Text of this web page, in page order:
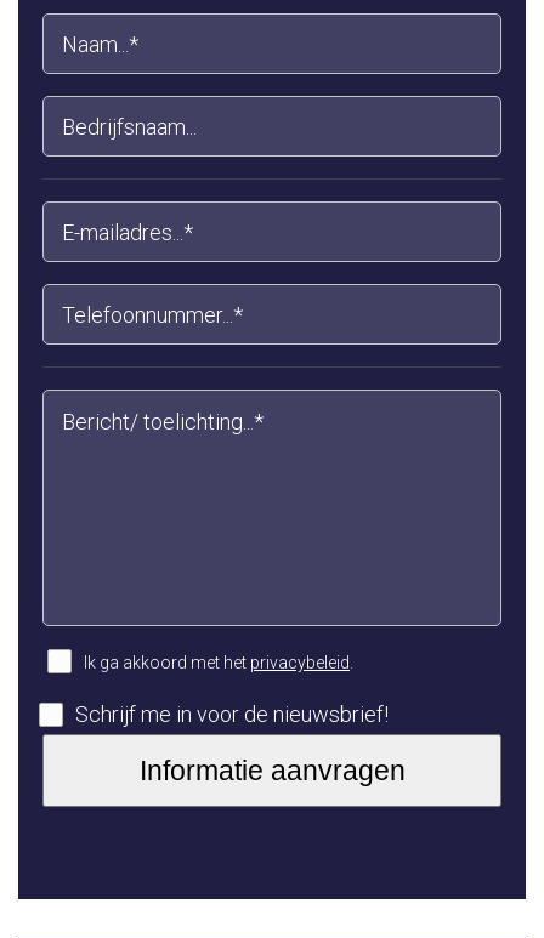
Ik ga akkoord met het privacybeleid
Schrijf me in voor de nieuwsbrief!